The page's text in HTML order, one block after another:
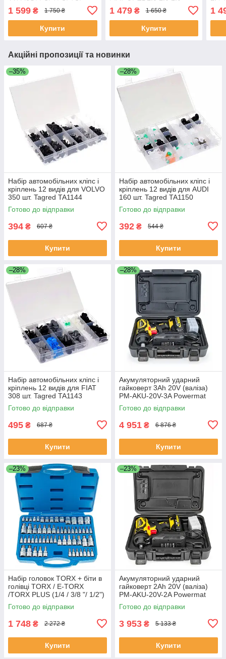
TURBO 1.8 2.0 4V (VAG)
Falcon F04120
1 599 ₴ 1 750 ₴
Купити
CDTi JTD Falcon F04026
1 479₴ 1 650 ₴
Купити
1
Акційні пропозиції та новинки
–35%
Набір автомобільних кліпс і
кріплень 12 видів для VOLVO
350 шт. Tagred TA1144
Готово до відправки
394 ₴ 607 ₴
Купити
–28%
Набір автомобільних кліпс і
кріплень 12 видів для AUDI
160 шт. Tagred TA1150
Готово до відправки
392 ₴ 544 ₴
Купити
–28%
Набір автомобільних кліпс і
кріплень 12 видів для FIAT
308 шт. Tagred TA1143
Готово до відправки
495 ₴ 687 ₴
Купити
–28%
Акумуляторний ударний
гайковерт 3Ah 20V (валіза)
PM-AKU-20V-3A Powermat
PM0679
Готово до відправки
4 951 ₴ 6 876 ₴
Купити
–23%
Набір головок TORX + біти в
голівці TORX / E-TORX
/TORX PLUS (1/4 / 3/8 "/ 1/2")
60 од. Vorfal V08065
Готово до відправки
1 748 ₴ 2 272 ₴
Купити
–23%
Акумуляторний ударний
гайковерт 2Ah 20V (валіза)
PM-AKU-20V-2A Powermat
PM0678
Готово до відправки
3 953 ₴ 5 133 ₴
Купити